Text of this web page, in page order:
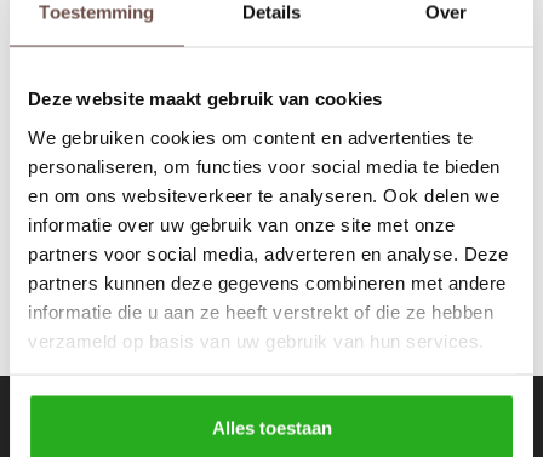
Toestemming Details Over
Deze website maakt gebruik van cookies
We gebruiken cookies om content en advertenties te
personaliseren, om functies voor social media te bieden
en om ons websiteverkeer te analyseren. Ook delen we
informatie over uw gebruik van onze site met onze
partners voor social media, adverteren en analyse. Deze
partners kunnen deze gegevens combineren met andere
informatie die u aan ze heeft verstrekt of die ze hebben
verzameld op basis van uw gebruik van hun services.
Alles toestaan
Tops
Jumpsuites
Hoodies
Body's
Blouses
Tracksuits
Underwear
Jassen
Tracksuits
Bodywarmers
Coltrui
Trackpants
Equalité
Off White
Nieuwsbrief